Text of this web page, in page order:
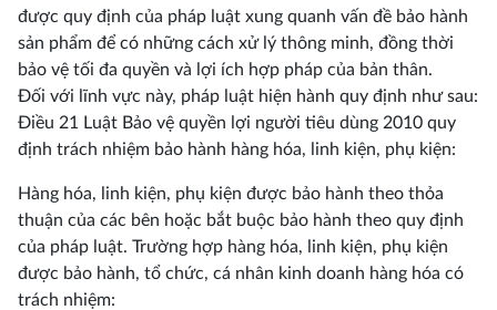
được quy định của pháp luật xung quanh vấn đề bảo hành
sản phẩm để có những cách xử lý thông minh, đồng thời
bảo vệ tối đa quyền và lợi ích hợp pháp của bản thân.
Đối với lĩnh vực này, pháp luật hiện hành quy định như sau:
Điều 21 Luật Bảo vệ quyền lợi người tiêu dùng 2010 quy
định trách nhiệm bảo hành hàng hóa, linh kiện, phụ kiện:
Hàng hóa, linh kiện, phụ kiện được bảo hành theo thỏa
thuận của các bên hoặc bắt buộc bảo hành theo quy định
của pháp luật. Trường hợp hàng hóa, linh kiện, phụ kiện
được bảo hành, tổ chức, cá nhân kinh doanh hàng hóa có
trách nhiệm: